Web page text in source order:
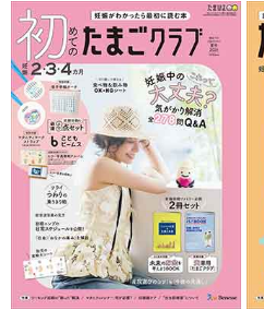
こちらはmichi_yon110さんがお
ド）のアイテム。サロペットは胸
スナップボタンになっているんだ
た」というハイソックスは、コー
れそうですよね♪
しまむら「見
りと差がつく
ウェットパン
プチプラブラ
ウェットパンツ
レな着こなしが
人気の秘密。ど
ムなので、ぜひ
SNSで話題となっているだけあっ